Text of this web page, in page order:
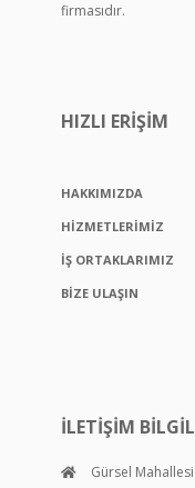
firmasıdır.
HIZLI ERIŞIM
HAKKIMIZDA
HIZMETLERIMIZ
İŞ ORTAKLARIMIZ
BIZE ULAŞIN
İLETIŞIM
Gürsel